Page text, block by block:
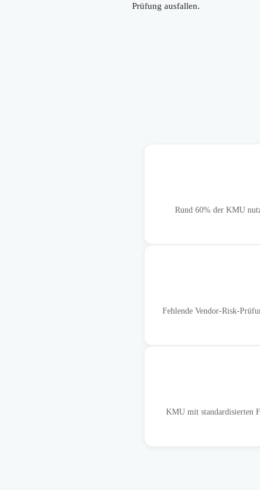
Prüfung ausfallen.
Rund 60% der KMU
Fehlende Vendor-Risk-
KMU mit standardisierten